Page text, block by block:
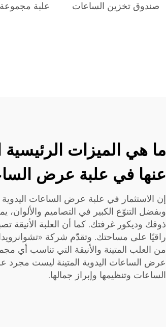
صندوق تخزين الساعات علبة
ما هي الميزات
عنها في علبة عرض
إن الاستثمار في علبة عرض الساعات
وبفضل التنوّع الكبير في التصاميم والألوان،
ذوقك وديكور غرفتك. كما أن العلبة الأنيقة
راقيًا على مساحتك. وتقدّم شركة
من العلب المتينة والأنيقة التي تناسب أي
عرض الساعات اليدوية المتينة ليست مجرد
الساعات وتنظيمها وإبراز جمالها.